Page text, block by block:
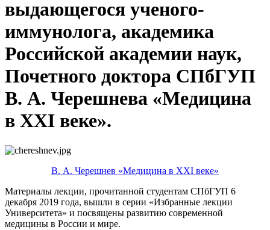
выдающегося ученого-
иммунолога, академика
Российской академии наук,
Почетного доктора СПбГУП
В. А. Черешнева «Медицина
в XXI веке».
В. А. Черешнев «Медицина в XXI веке»
Материалы лекции, прочитанной студентам СПбГУП 6
декабря 2019 года, вышли в серии «Избранные лекции
Университета» и посвящены развитию современной
медицины в России и мире.